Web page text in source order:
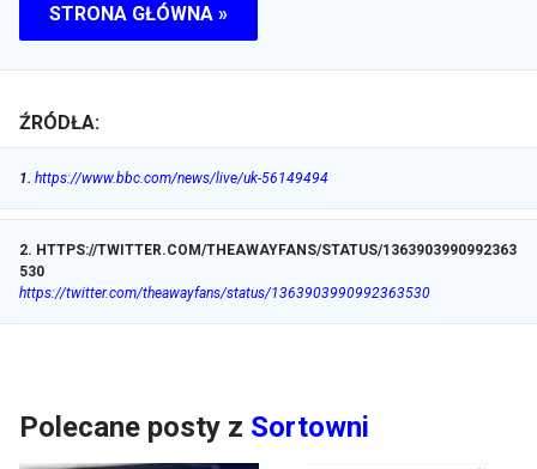
STRONA GŁÓWNA »
ŹRÓDŁA:
1. https://www.bbc.com/news/live/uk-56149494
2. HTTPS://TWITTER.COM/THEAWAYFANS/STATUS/1363903990992363
530
https://twitter.com/theawayfans/status/1363903990992363530
Polecane posty z Sortowni